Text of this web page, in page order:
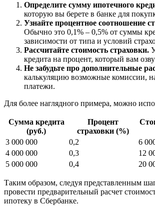
Определите сумму ипотечного
которую вы берете в банке для
Узнайте процентное соотношение
Обычно это 0,1% – 0,5% от суммы
зависимости от типа и условий
Рассчитайте стоимость страховки.
кредита на процент, который вам
Не забудьте про дополнительные
калькуляцию возможные комиссии,
платежи.
Для более наглядного примера, можно
Сумма кредита
(руб.)
Процент
страховки (%)
3 000 000
0,2
6
4 000 000
0,3
12
5 000 000
0,4 20
Таким образом, следуя представленным
провести предварительный расчет
ипотеку в Сбербанке.